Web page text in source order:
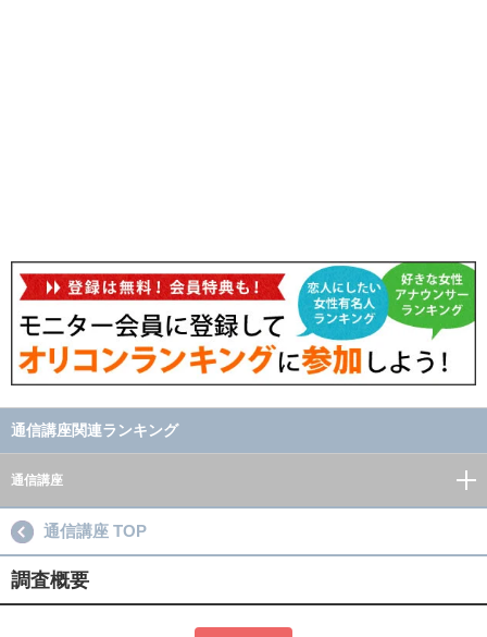
通信講座関連ランキング
通信講座
通信講座 TOP
調査概要